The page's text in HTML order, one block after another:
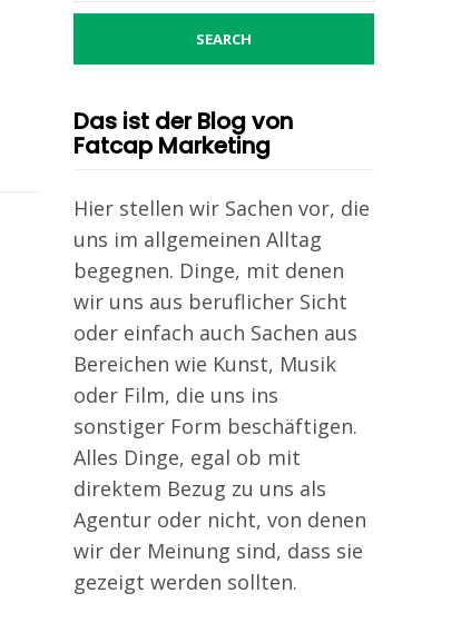
Das ist der Blog von
Fatcap Marketing
Hier stellen wir Sachen vor, die
uns im allgemeinen Alltag
begegnen. Dinge, mit denen
wir uns aus beruflicher Sicht
oder einfach auch Sachen aus
Bereichen wie Kunst, Musik
oder Film, die uns ins
sonstiger Form beschäftigen.
Alles Dinge, egal ob mit
direktem Bezug zu uns als
Agentur oder nicht, von denen
wir der Meinung sind, dass sie
gezeigt werden sollten.